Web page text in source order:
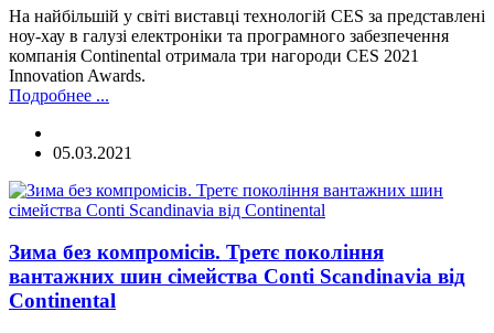
На найбільшій у світі виставці технологій CES за представлені
ноу-хау в галузі електроніки та програмного забезпечення
компанія Continental отримала три нагороди CES 2021
Innovation Awards.
Подробнее ...
05.03.2021
Зима без компромісів. Третє покоління
вантажних шин сімейства Conti Scandinavia від
Continental